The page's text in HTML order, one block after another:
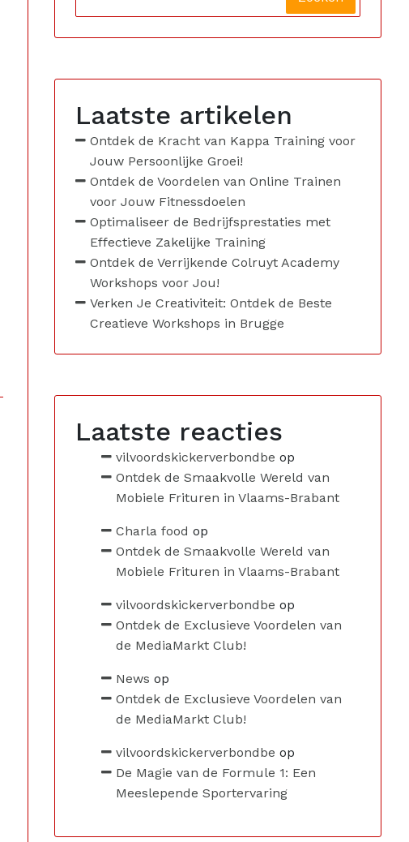
Laatste artikelen
Ontdek de Kracht van Kappa Training voor
Jouw Persoonlijke Groei!
Ontdek de Voordelen van Online Trainen
voor Jouw Fitnessdoelen
Optimaliseer de Bedrijfsprestaties met
Effectieve Zakelijke Training
Ontdek de Verrijkende Colruyt Academy
Workshops voor Jou!
Verken Je Creativiteit: Ontdek de Beste
Creatieve Workshops in Brugge
Laatste reacties
vilvoordskickerverbondbe op
Ontdek de Smaakvolle Wereld van
Mobiele Frituren in Vlaams-Brabant
Charla food op
Ontdek de Smaakvolle Wereld van
Mobiele Frituren in Vlaams-Brabant
vilvoordskickerverbondbe op
Ontdek de Exclusieve Voordelen van
de MediaMarkt Club!
News op
Ontdek de Exclusieve Voordelen van
de MediaMarkt Club!
vilvoordskickerverbondbe op
De Magie van de Formule 1: Een
Meeslepende Sportervaring